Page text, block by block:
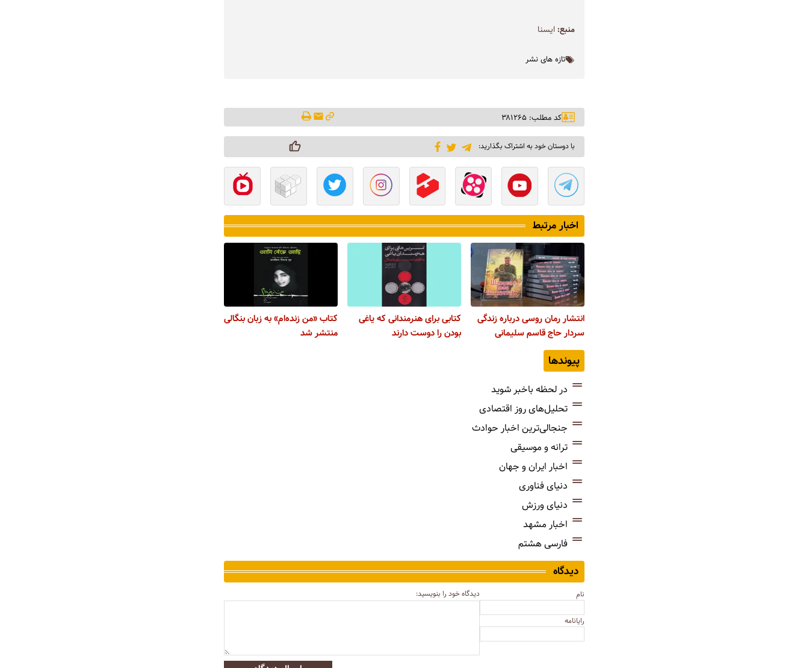
منبع:ايسنا
تازه های نشر
کد مطلب: ۳۸۱۲۶۵
با دوستان خود به اشتراک بگذارید:
اخبار مرتبط
انتشار رمان روسی درباره زندگی
سردار حاج قاسم سلیمانی
کتابی برای هنرمندانی که یاغی
بودن را دوست دارند
کتاب «من زنده‌ام» به زبان بنگالی
منتشر شد
پیوندها
در لحظه باخبر شوید
تحلیل‌های روز اقتصادی
جنجالی‌ترین اخبار حوادث
ترانه و موسیقی
اخبار ایران و جهان
دنیای فناوری
دنیای ورزش
اخبار مشهد
فارسی هشتم
دیدگاه
نام
رایانامه
دیدگاه خود را بنویسید: